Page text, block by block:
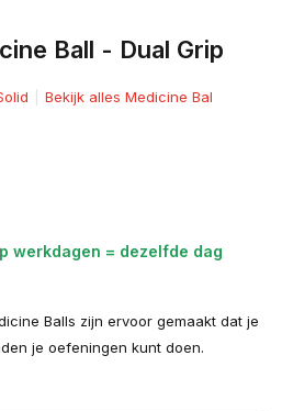
Ball - Dual Grip
Bekijk alles Medicine Bal
werkdagen = dezelfde dag
Balls zijn ervoor gemaakt dat je
je oefeningen kunt doen.